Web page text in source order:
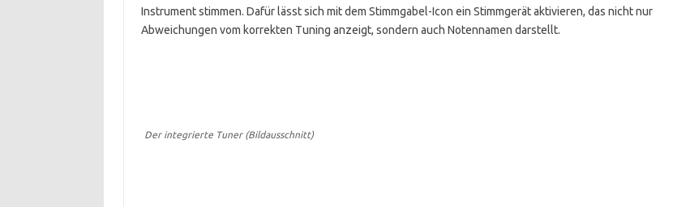
Instrument stimmen. Dafür lässt sich mit dem Stimmgabel-Icon ein Stimmgerät aktivieren, das nicht nur
Abweichungen vom korrekten Tuning anzeigt, sondern auch Notennamen darstellt.
Der integrierte Tuner (Bildausschnitt)